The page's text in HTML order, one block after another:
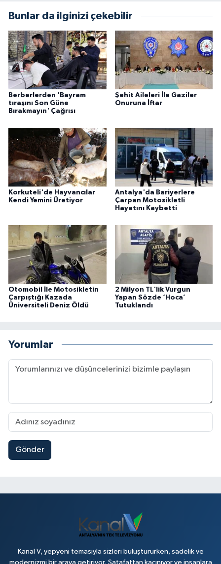
Bunlar da ilginizi çekebilir
Berberlerden 'Bayram
tıraşını Son Güne
Bırakmayın' Çağrısı
Şehit Aileleri İle Gaziler
Onuruna İftar
Korkuteli'de Hayvancılar
Kendi Yemini Üretiyor
Antalya'da Bariyerlere
Çarpan Motosikletli
Hayatını Kaybetti
Otomobil İle Motosikletin
Çarpıştığı Kazada
Üniversiteli Deniz Öldü
2 Milyon TL'lik Vurgun
Yapan Sözde ‘Hoca’
Tutuklandı
Yorumlar
Gönder
Kanal V, yepyeni temasıyla sizleri buluştururken, sadelik ve
modernizmi bir araya getiriyor. Şatafattan kaçınıyor ve insanlara